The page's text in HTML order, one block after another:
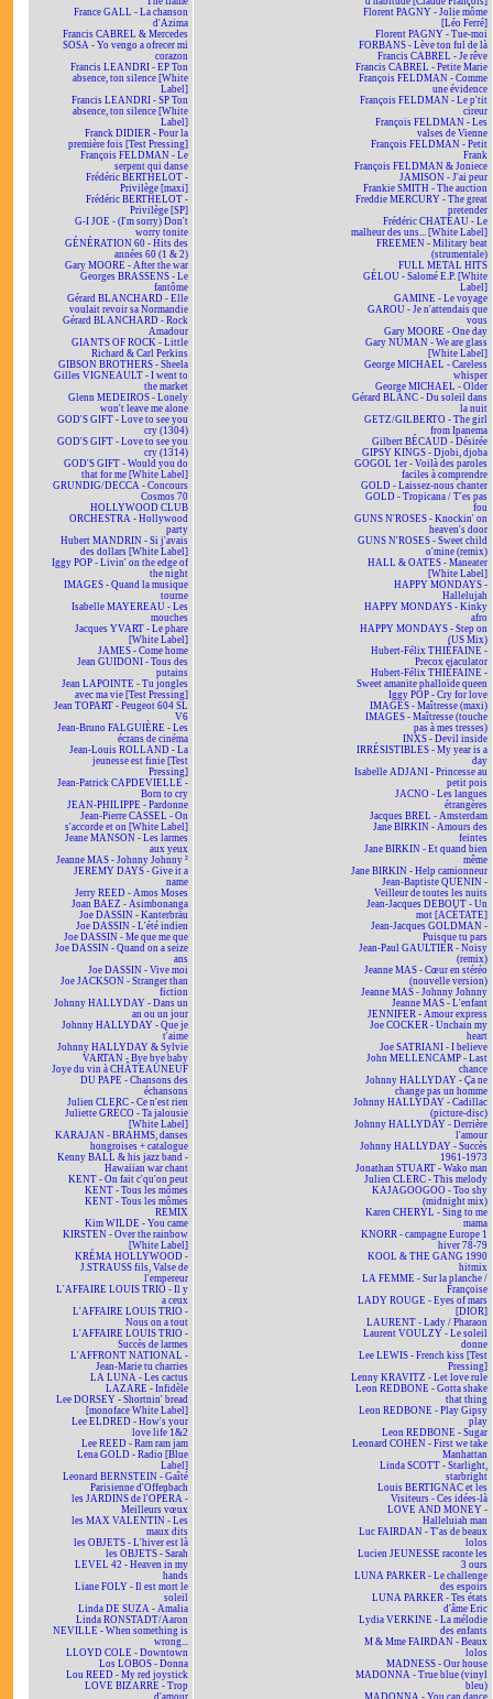
France GALL - La chanson
d'Azima
Francis CABREL & Mercedes
SOSA - Yo vengo a ofrecer mi
corazon
Francis LEANDRI - EP Ton
absence, ton silence [White
Label]
Francis LEANDRI - SP Ton
absence, ton silence [White
Label]
Franck DIDIER - Pour la
première fois [Test Pressing]
François FELDMAN - Le
serpent qui danse
Frédéric BERTHELOT -
Privilège [maxi]
Frédéric BERTHELOT -
Privilège [SP]
G-I JOE - (I'm sorry) Don't
worry tonite
GÉNÉRATION 60 - Hits des
années 60 (1 & 2)
Gary MOORE - After the war
Georges BRASSENS - Le
fantôme
Gérard BLANCHARD - Elle
voulait revoir sa Normandie
Gérard BLANCHARD - Rock
Amadour
GIANTS OF ROCK - Little
Richard & Carl Perkins
GIBSON BROTHERS - Sheela
Gilles VIGNEAULT - I went to
the market
Glenn MEDEIROS - Lonely
won't leave me alone
GOD'S GIFT - Love to see you
cry (1304)
GOD'S GIFT - Love to see you
cry (1314)
GOD'S GIFT - Would you do
that for me [White Label]
GRUNDIG/DECCA - Concours
Cosmos 70
HOLLYWOOD CLUB
ORCHESTRA - Hollywood
party
Hubert MANDRIN - Si j'avais
des dollars [White Label]
Iggy POP - Livin' on the edge of
the night
IMAGES - Quand la musique
tourne
Isabelle MAYEREAU - Les
mouches
Jacques YVART - Le phare
[White Label]
JAMES - Come home
Jean GUIDONI - Tous des
putains
Jean LAPOINTE - Tu jongles
avec ma vie [Test Pressing]
Jean TOPART - Peugeot 604 SL
V6
Jean-Bruno FALGUIÈRE - Les
écrans de cinéma
Jean-Louis ROLLAND - La
jeunesse est finie [Test
Pressing]
Jean-Patrick CAPDEVIELLE -
Born to cry
JEAN-PHILIPPE - Pardonne
Jean-Pierre CASSEL - On
s'accorde et on [White Label]
Jeane MANSON - Les larmes
aux yeux
Jeanne MAS - Johnny Johnny ²
JEREMY DAYS - Give it a
name
Jerry REED - Amos Moses
Joan BAEZ - Asimbonanga
Joe DASSIN - Kanterbräu
Joe DASSIN - L'été indien
Joe DASSIN - Me que me que
Joe DASSIN - Quand on a seize
ans
Joe DASSIN - Vive moi
Joe JACKSON - Stranger than
fiction
Johnny HALLYDAY - Dans un
an ou un jour
Johnny HALLYDAY - Que je
t'aime
Johnny HALLYDAY & Sylvie
VARTAN - Bye bye baby
Joye du vin à CHÂTEAUNEUF
DU PAPE - Chansons des
échansons
Julien CLERC - Ce n'est rien
Juliette GRÉCO - Ta jalousie
[White Label]
KARAJAN - BRAHMS, danses
hongroises + catalogue
Kenny BALL & his jazz band -
Hawaiian war chant
KENT - On fait c'qu'on peut
KENT - Tous les mômes
KENT - Tous les mômes
REMIX
Kim WILDE - You came
KIRSTEN - Over the rainbow
[White Label]
KRÉMA HOLLYWOOD -
J.STRAUSS fils, Valse de
l'empereur
L'AFFAIRE LOUIS TRIO - Il y
a ceux
L'AFFAIRE LOUIS TRIO -
Nous on a tout
L'AFFAIRE LOUIS TRIO -
Succès de larmes
L'AFFRONT NATIONAL -
Jean-Marie tu charries
LA LUNA - Les cactus
LAZARE - Infidèle
Lee DORSEY - Shortnin' bread
[monoface White Label]
Lee ELDRED - How's your
love life 1&2
Lee REED - Ram ram jam
Lena GOLD - Radio [Blue
Label]
Leonard BERNSTEIN - Gaîté
Parisienne d'Offenbach
les JARDINS de l'OPÉRA -
Meilleurs vœux
les MAX VALENTIN - Les
maux dits
les OBJETS - L'hiver est là
les OBJETS - Sarah
LEVEL 42 - Heaven in my
hands
Liane FOLY - Il est mort le
soleil
Linda DE SUZA - Amalia
Linda RONSTADT/Aaron
NEVILLE - When something is
wrong...
LLOYD COLE - Downtown
Los LOBOS - Donna
Lou REED - My red joystick
LOVE BIZARRE - Trop
d'amour
Florent PAGNY - Jolie môme
[Léo Ferré]
Florent PAGNY - Tue-moi
FORBANS - Lève ton ful de là
Francis CABREL - Je rêve
Francis CABREL - Petite Marie
François FELDMAN - Comme
une évidence
François FELDMAN - Le p'tit
cireur
François FELDMAN - Les
valses de Vienne
François FELDMAN - Petit
Frank
François FELDMAN & Joniece
JAMISON - J'ai peur
Frankie SMITH - The auction
Freddie MERCURY - The great
pretender
Frédéric CHATEAU - Le
malheur des uns... [White Label]
FREEMEN - Military beat
(strumentale)
FULL METAL HITS
GÉLOU - Salomé E.P. [White
Label]
GAMINE - Le voyage
GAROU - Je n'attendais que
vous
Gary MOORE - One day
Gary NUMAN - We are glass
[White Label]
George MICHAEL - Careless
whisper
George MICHAEL - Older
Gérard BLANC - Du soleil dans
la nuit
GETZ/GILBERTO - The girl
from Ipanema
Gilbert BÉCAUD - Désirée
GIPSY KINGS - Djobi, djoba
GOGOL 1er - Voilà des paroles
faciles à comprendre
GOLD - Laissez-nous chanter
GOLD - Tropicana / T'es pas
fou
GUNS N'ROSES - Knockin' on
heaven's door
GUNS N'ROSES - Sweet child
o'mine (remix)
HALL & OATES - Maneater
[White Label]
HAPPY MONDAYS -
Hallelujah
HAPPY MONDAYS - Kinky
afro
HAPPY MONDAYS - Step on
(US Mix)
Hubert-Félix THIÉFAINE -
Precox ejaculator
Hubert-Félix THIÉFAINE -
Sweet amanite phalloïde queen
Iggy POP - Cry for love
IMAGES - Maîtresse (maxi)
IMAGES - Maîtresse (touche
pas à mes tresses)
INXS - Devil inside
IRRÉSISTIBLES - My year is a
day
Isabelle ADJANI - Princesse au
petit pois
JACNO - Les langues
étrangères
Jacques BREL - Amsterdam
Jane BIRKIN - Amours des
feintes
Jane BIRKIN - Et quand bien
même
Jane BIRKIN - Help camionneur
Jean-Baptiste QUENIN -
Veilleur de toutes les nuits
Jean-Jacques DEBOUT - Un
mot [ACÉTATE]
Jean-Jacques GOLDMAN -
Puisque tu pars
Jean-Paul GAULTIER - Noisy
(remix)
Jeanne MAS - Cœur en stéréo
(nouvelle version)
Jeanne MAS - Johnny Johnny
Jeanne MAS - L'enfant
JENNIFER - Amour express
Joe COCKER - Unchain my
heart
Joe SATRIANI - I believe
John MELLENCAMP - Last
chance
Johnny HALLYDAY - Ça ne
change pas un homme
Johnny HALLYDAY - Cadillac
(picture-disc)
Johnny HALLYDAY - Derrière
l'amour
Johnny HALLYDAY - Succès
1961-1973
Jonathan STUART - Wako man
Julien CLERC - This melody
KAJAGOOGOO - Too shy
(midnight mix)
Karen CHERYL - Sing to me
mama
KNORR - campagne Europe 1
hiver 78-79
KOOL & THE GANG 1990
hitmix
LA FEMME - Sur la planche /
Françoise
LADY ROUGE - Eyes of mars
[DIOR]
LAURENT - Lady / Pharaon
Laurent VOULZY - Le soleil
donne
Lee LEWIS - French kiss [Test
Pressing]
Lenny KRAVITZ - Let love rule
Leon REDBONE - Gotta shake
that thing
Leon REDBONE - Play Gipsy
play
Leon REDBONE - Sugar
Leonard COHEN - First we take
Manhattan
Linda SCOTT - Starlight,
starbright
Louis BERTIGNAC et les
Visiteurs - Ces idées-là
LOVE AND MONEY -
Halleluiah man
Luc FAIRDAN - T'as de beaux
lolos
Lucien JEUNESSE raconte les
3 ours
LUNA PARKER - Le challenge
des espoirs
LUNA PARKER - Tes états
d'âme Eric
Lydia VERKINE - La mélodie
des enfants
M & Mme FAIRDAN - Beaux
lolos
MADNESS - Our house
MADONNA - True blue (vinyl
bleu)
MADONNA - You can dance